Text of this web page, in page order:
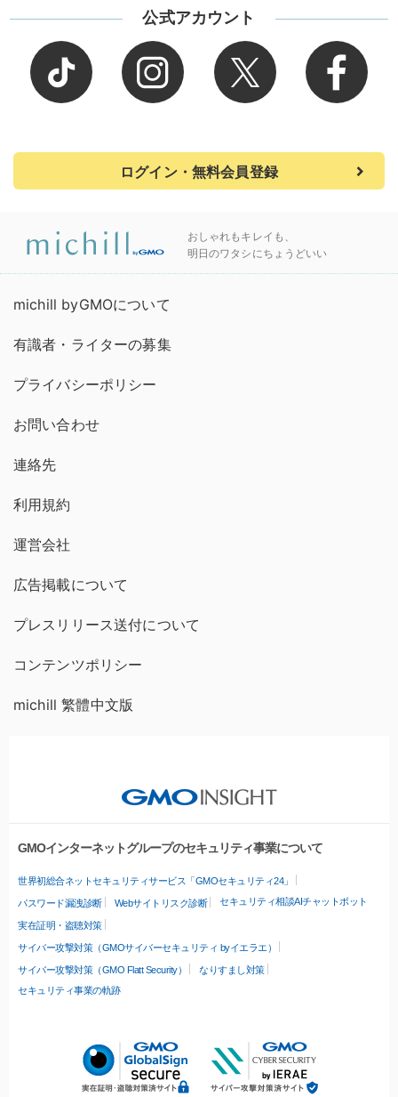
公式アカウント
ログイン・無料会員登録
おしゃれもキレイも、
明日のワタシにちょうどいい
michill byGMOについて
有識者・ライターの募集
プライバシーポリシー
お問い合わせ
連絡先
利用規約
運営会社
広告掲載について
プレスリリース送付について
コンテンツポリシー
michill 繁體中文版
GMOインターネットグループのセキュリティ事業について
世界初総合ネットセキュリティサービス「GMOセキュリティ24」
パスワード漏洩診断 Webサイトリスク診断 セキュリティ相談AIチャットボット
実在証明・盗聴対策
サイバー攻撃対策（GMOサイバーセキュリティ byイエラエ）
サイバー攻撃対策（GMO Flatt Security）
なりすまし対策
セキュリティ事業の軌跡